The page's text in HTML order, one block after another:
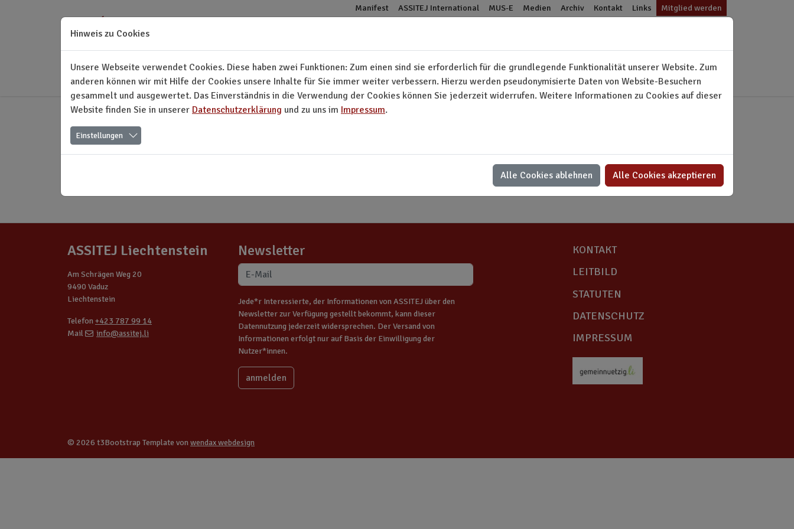
Manifest ASSITEJ International MUS-E Medien Archiv Kontakt Links Mitglied werden
Über uns Mitglieder Kultur-Kalender Aktivitäten Unser Haus
ASSITEJ Liechtenstein
Am Schrägen Weg 20
9490 Vaduz
Liechtenstein
Telefon+423 787 99 14
Mail
info@assitej.li
Newsletter
Jede*r Interessierte, der Informationen von ASSITEJ über den
Newsletter zur Verfügung gestellt bekommt, kann dieser
Datennutzung jederzeit widersprechen. Der Versand von
Informationen erfolgt nur auf Basis der Einwilligung der
Nutzer*innen.
KONTAKT
LEITBILD
STATUTEN
DATENSCHUTZ
IMPRESSUM
© 2026 t3Bootstrap Template vonwendax webdesign
Hinweis zu Cookies
Unsere Webseite verwendet Cookies. Diese haben zwei Funktionen: Zum einen sind sie erforderlich für die grundlegende Funktionalität unserer Website. Zum
anderen können wir mit Hilfe der Cookies unsere Inhalte für Sie immer weiter verbessern. Hierzu werden pseudonymisierte Daten von Website-Besuchern
gesammelt und ausgewertet. Das Einverständnis in die Verwendung der Cookies können Sie jederzeit widerrufen. Weitere Informationen zu Cookies auf dieser
Website finden Sie in unserer Datenschutzerklärung und zu uns im Impressum.
Einstellungen
Alle Cookies ablehnen Alle Cookies akzeptieren